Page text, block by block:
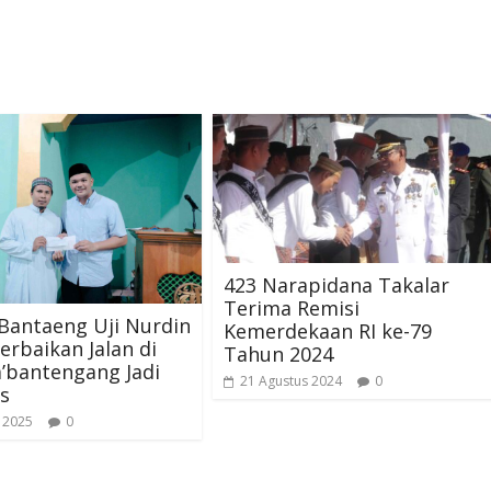
Uji Nurdin
Jalan di
Jadi
0
423 Narapidana Takalar
Terima Remisi
Kemerdekaan RI ke-79
Tahun 2024
21 Agustus 2024 0